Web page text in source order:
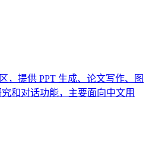
，提供 PPT 生成、论文写作、图
和对话功能，主要面向中文用